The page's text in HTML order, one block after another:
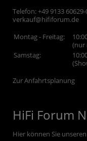
Telefon:+49 9133 60629-
verkauf@hififorum.de
Montag - Freitag:
(nur
Samstag:
Zur Anfahrtsplanung
HiFi Forum
Hier können Sie